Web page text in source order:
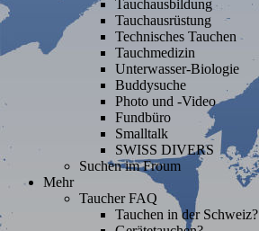
Tauchausbildung
Tauchausrüstung
Technisches Tauchen
Tauchmedizin
Unterwasser-Biologie
Buddysuche
Photo und -Video
Fundbüro
Smalltalk
SWISS DIVERS
Suchen im Froum
Mehr
Taucher FAQ
Tauchen in der Schweiz?